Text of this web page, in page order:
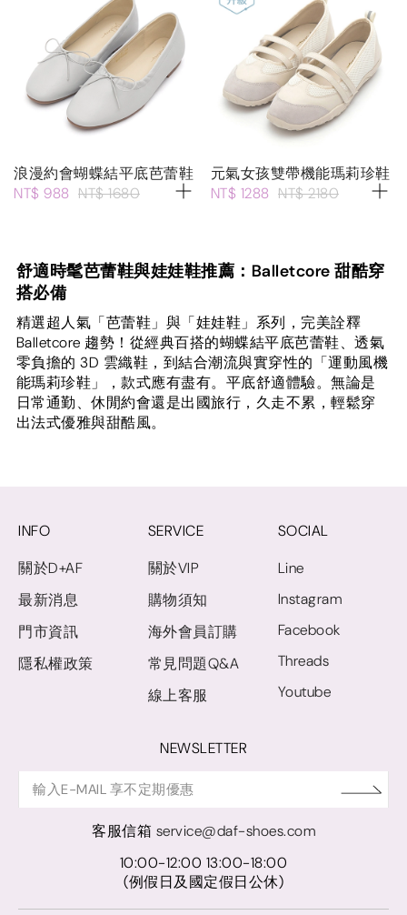
浪漫約會蝴蝶結平底芭蕾鞋
NT$ 988 NT$ 1680
元氣女孩雙帶機能瑪莉珍鞋
NT$ 1288 NT$ 2180
舒適時髦芭蕾鞋與娃娃鞋推薦：Balletcore 甜酷穿
搭必備
精選超人氣「芭蕾鞋」與「娃娃鞋」系列，完美詮釋
Balletcore 趨勢！從經典百搭的蝴蝶結平底芭蕾鞋、透氣
零負擔的 3D 雲織鞋，到結合潮流與實穿性的「運動風機
能瑪莉珍鞋」，款式應有盡有。平底舒適體驗。無論是
日常通勤、休閒約會還是出國旅行，久走不累，輕鬆穿
出法式優雅與甜酷風。
INFO
關於D+AF
最新消息
門市資訊
隱私權政策
SERVICE
關於VIP
購物須知
海外會員訂購
常見問題Q&A
線上客服
SOCIAL
Line
Instagram
Facebook
Threads
Youtube
NEWSLETTER
客服信箱 service@daf-shoes.com
10:00-12:00 13:00-18:00
(例假日及國定假日公休)